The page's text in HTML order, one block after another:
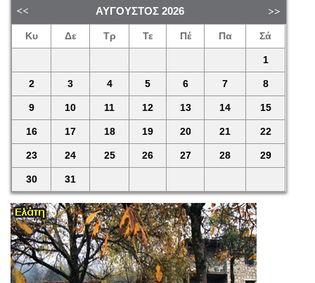
ΑΎΓΟΥΣΤΟΣ 2026
Κυ Δε Τρ Τε Πέ Πα Σά
1
2 3 4 5 6 7 8
9 10 11 12 13 14 15
16 17 18 19 20 21 22
23 24 25 26 27 28 29
30 31